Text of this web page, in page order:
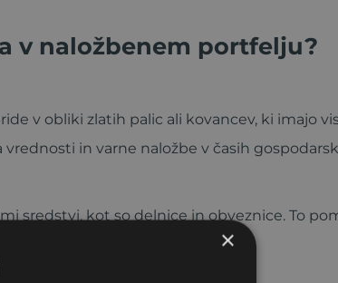
v naložbenem portfelju?
v obliki zlatih palic ali kovancev, ki imajo
in varne naložbe v časih
sredstvi, kot so delnice in obveznice. To
tveganje portfelja.
×